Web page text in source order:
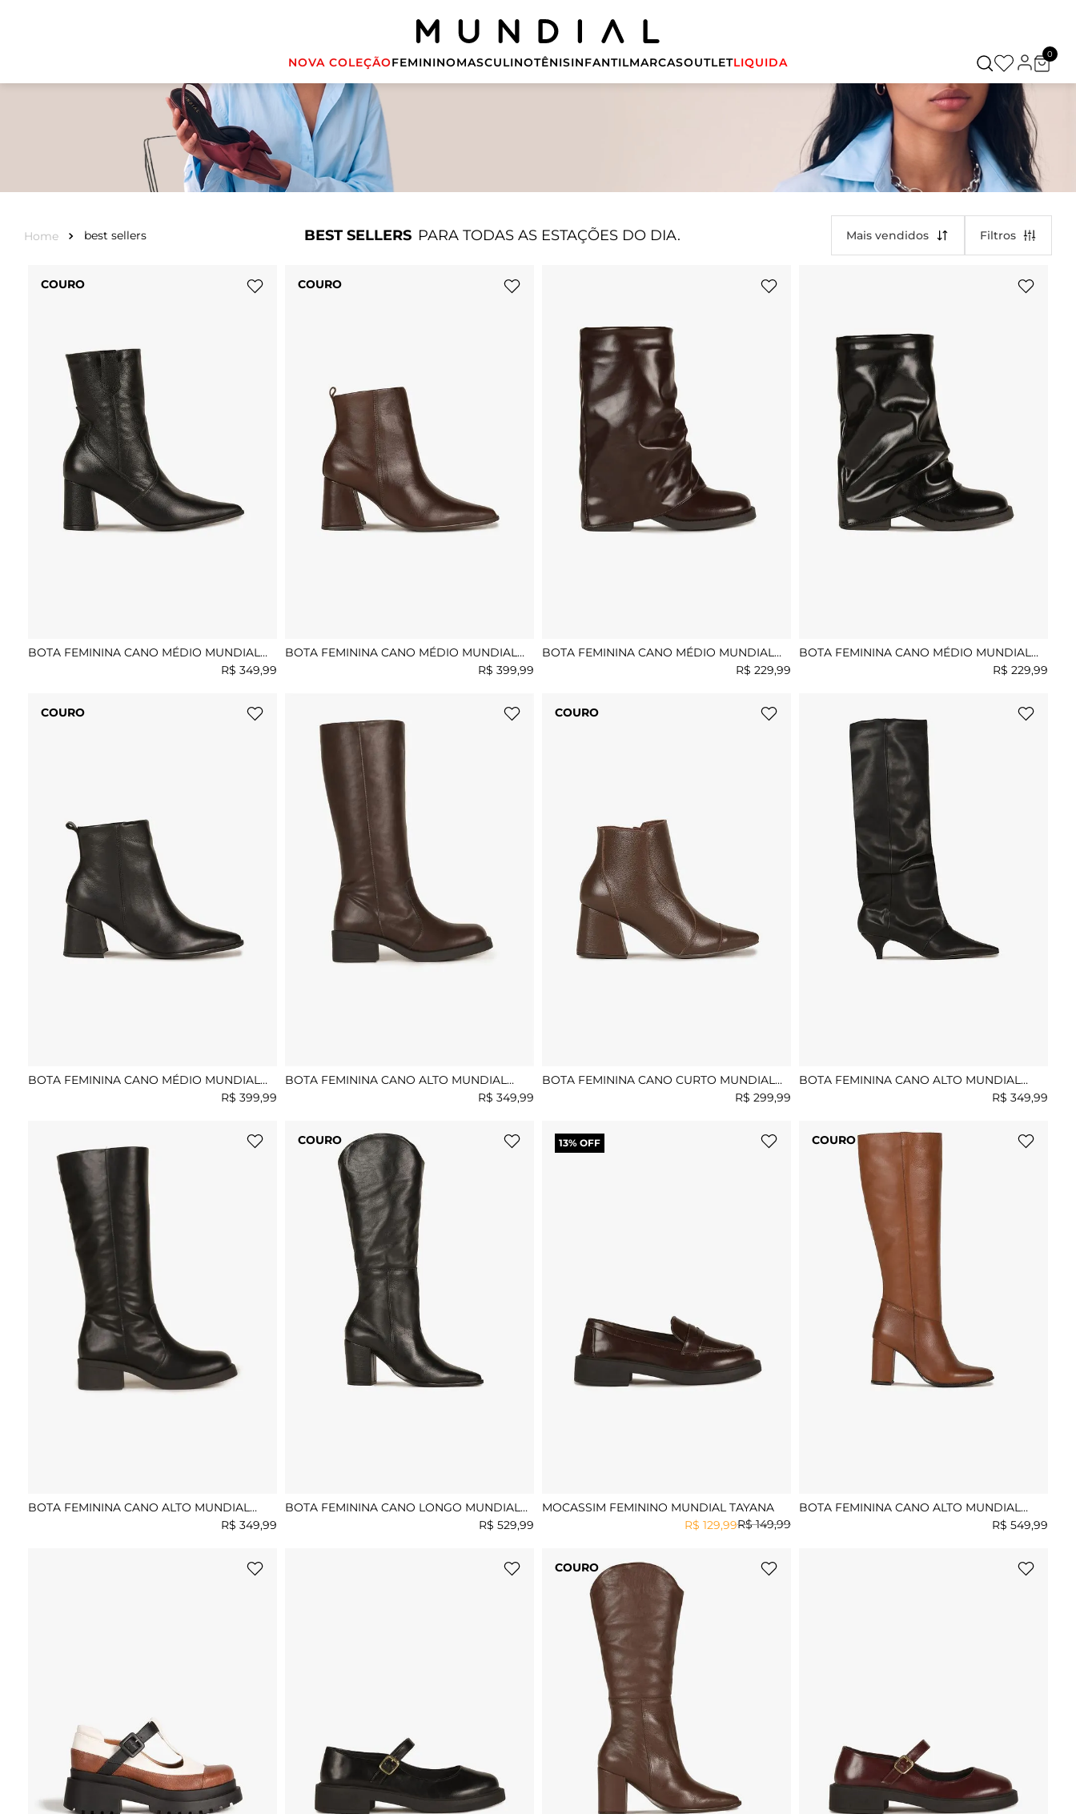
NOVA COLEÇÃOFEMININOMASCULINOTÊNISINFANTILMARCASOUTLETLIQUIDA
0
best sellers BEST SELLERS PARA TODAS AS ESTAÇÕES DO DIA. Mais vendidos
COURO
BOTA FEMININA CANO MÉDIO MUNDIAL
R$ 349,99
COURO
BOTA FEMININA CANO MÉDIO MUNDIAL
R$ 399,99
BOTA FEMININA CANO MÉDIO MUNDIAL
R$ 229,99
BOTA FEMININA CANO MÉDIO MUNDIAL
R$ 229,99
COURO
BOTA FEMININA CANO MÉDIO MUNDIAL
R$ 399,99
BOTA FEMININA CANO ALTO MUNDIAL
R$ 349,99
COURO
BOTA FEMININA CANO CURTO MUNDIAL
R$ 299,99
BOTA FEMININA CANO ALTO MUNDIAL
R$ 349,99
BOTA FEMININA CANO ALTO MUNDIAL
R$ 349,99
COURO
BOTA FEMININA CANO LONGO MUNDIAL
R$ 529,99
13% OFF
MOCASSIM FEMININO MUNDIAL TAYANA
R$ 149,99
R$ 129,99
COURO
BOTA FEMININA CANO ALTO MUNDIAL
R$ 549,99
COURO